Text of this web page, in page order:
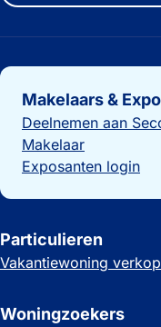
Belangrijke links
Makelaars &
Deelnemen aan
Makelaar
Exposanten login
Particulieren
Vakantiewoning
Woningzoekers